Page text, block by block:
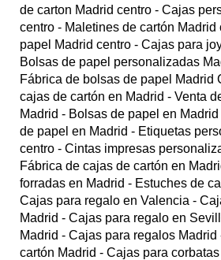
de carton Madrid centro - Cajas
centro - Maletines de cartón Madrid
papel Madrid centro - Cajas para
Bolsas de papel personalizadas
Fábrica de bolsas de papel Madrid
cajas de cartón en Madrid - Venta
Madrid - Bolsas de papel en Madrid
de papel en Madrid - Etiquetas
centro - Cintas impresas
Fábrica de cajas de cartón en
forradas en Madrid - Estuches de
Cajas para regalo en Valencia -
Madrid - Cajas para regalo en
Madrid - Cajas para regalos Madrid
cartón Madrid - Cajas para